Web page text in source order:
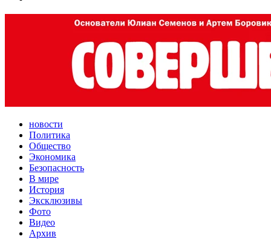
новости
Политика
Общество
Экономика
Безопасность
В мире
История
Эксклюзивы
Фото
Видео
Архив